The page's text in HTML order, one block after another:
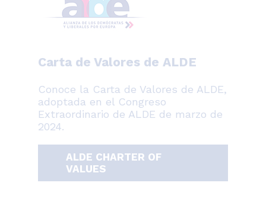
Carta de Valores de ALDE
Conoce la Carta de Valores de ALDE,
adoptada en el Congreso
Extraordinario de ALDE de marzo de
2024.
ALDE CHARTER OF
VALUES